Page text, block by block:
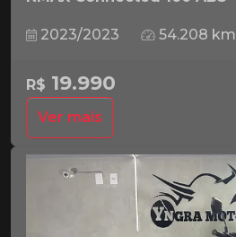
2023/2023 54.208 km
R$ 19.990
Ver mais